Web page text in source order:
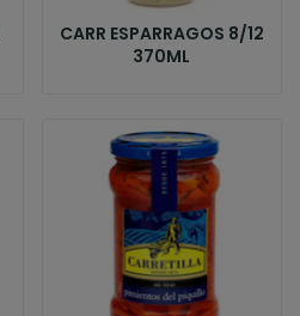
CARR ESPARRAGOS 8/12
370ML